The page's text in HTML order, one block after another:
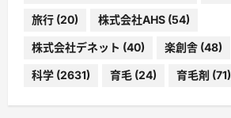
旅行 (20) 株式会社AHS (54)
株式会社デネット (40) 楽創舎 (48)
科学 (2631) 育毛 (24) 育毛剤 (71)